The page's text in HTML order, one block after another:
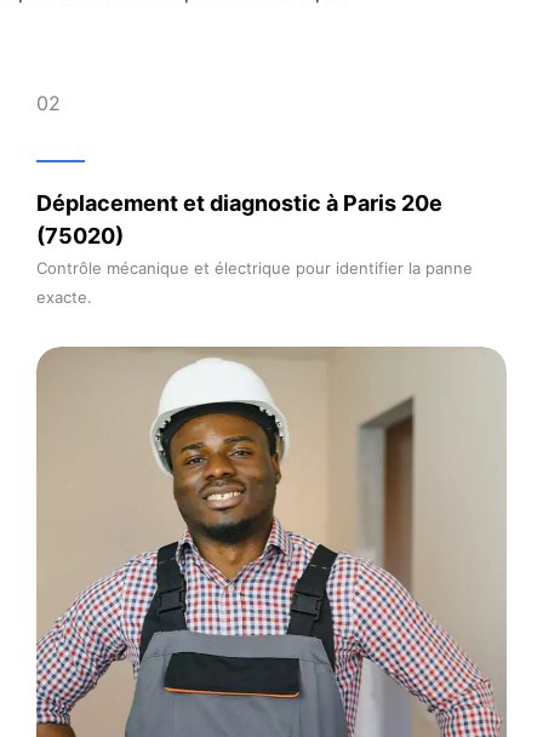
Devis clair et rapide
Proposition immédiate ou sous 24 h selon la complexité.